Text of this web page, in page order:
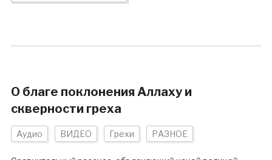
О благе поклонения Аллаху и
скверности греха
Аудио ВИДЕО Грехи РАЗНОЕ